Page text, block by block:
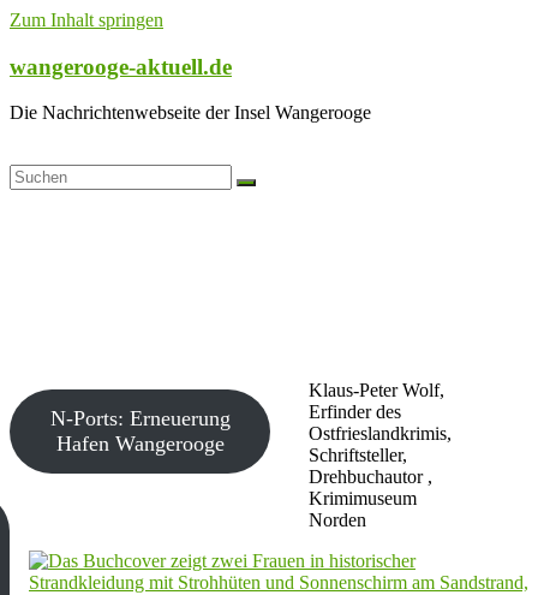
Zum Inhalt springen
wangerooge-aktuell.de
Die Nachrichtenwebseite der Insel Wangerooge
Klaus-Peter Wolf,
Erfinder des
Ostfrieslandkrimis,
Schriftsteller,
Drehbuchautor ,
Krimimuseum
Norden
N-Ports: Erneuerung
Hafen Wangerooge